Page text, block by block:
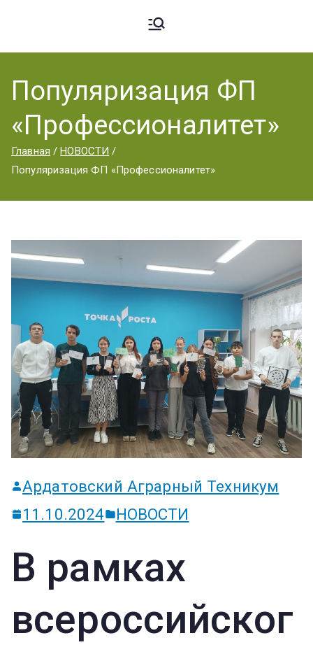
Ардато
вский
Аграрн
ый
Техник
ум
аграрный
техникум».
Популяризация ФП
«Профессионалитет»
Главная
НОВОСТИ
Популяризация ФП «Профессионалитет»
Ардатовский Аграрный Техникум
11.10.2024
НОВОСТИ
В рамках
всероссийског